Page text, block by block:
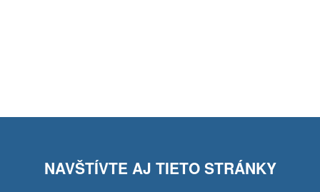
NAVŠTÍVTE AJ TIETO STRÁNKY